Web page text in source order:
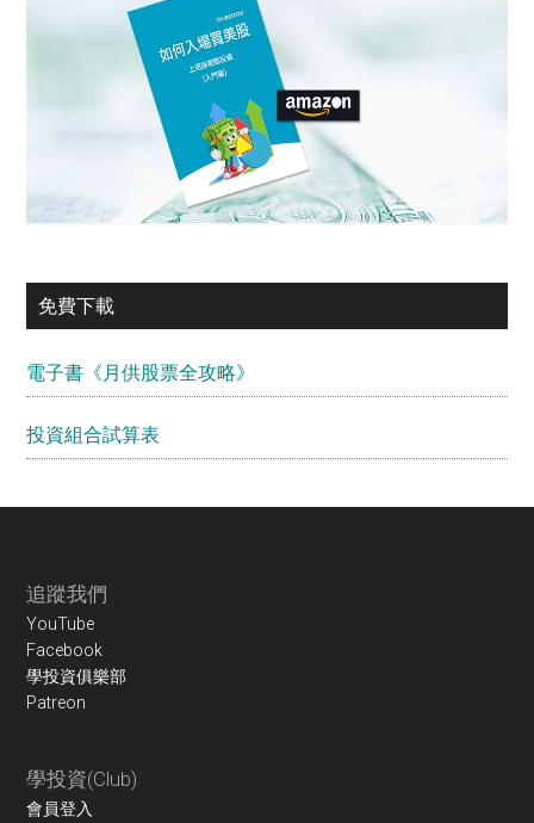
免費下載
電子書《月供股票全攻略》
投資組合試算表
Footer
追蹤我們
YouTube
Facebook
學投資俱樂部
Patreon
學投資(Club)
會員登入